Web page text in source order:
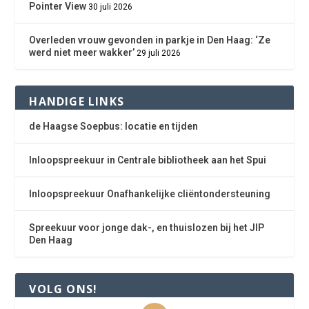
Pointer View 30 juli 2026
Overleden vrouw gevonden in parkje in Den Haag: ‘Ze
werd niet meer wakker’ 29 juli 2026
HANDIGE LINKS
de Haagse Soepbus: locatie en tijden
Inloopspreekuur in Centrale bibliotheek aan het Spui
Inloopspreekuur Onafhankelijke cliëntondersteuning
Spreekuur voor jonge dak-, en thuislozen bij het JIP
Den Haag
VOLG ONS!